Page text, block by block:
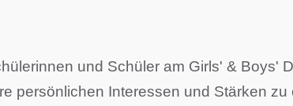
und Schüler am Girls' & Boys'
persönlichen Interessen und Stärken zu